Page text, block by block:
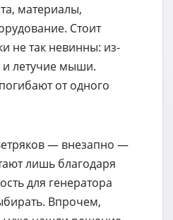
материалы,
Стоит
не так невинны: из-
и летучие мыши.
от одного
— внезапно —
лишь благодаря
для генератора
Впрочем,